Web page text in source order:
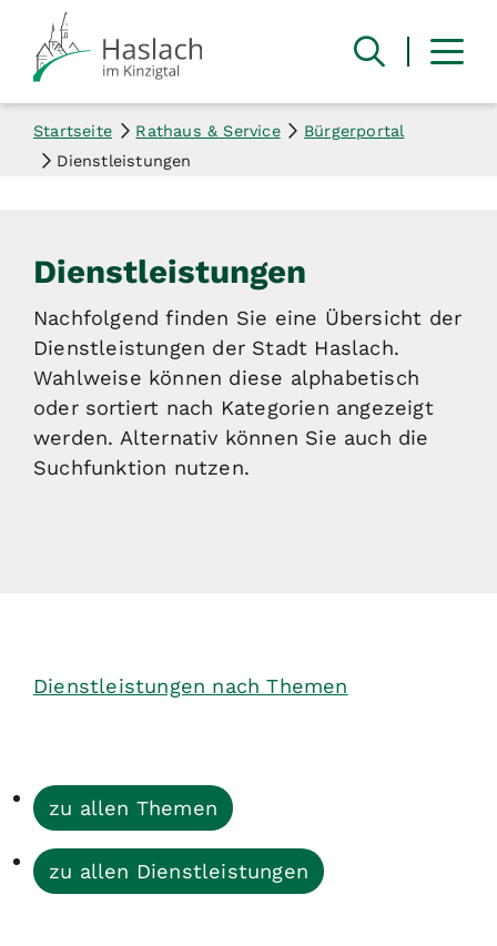
Startseite Rathaus & Service
Bürgerportal
Dienstleistungen
Dienstleistungen
Nachfolgend finden Sie eine Übersicht der
Dienstleistungen der Stadt Haslach.
Wahlweise können diese alphabetisch
oder sortiert nach Kategorien angezeigt
werden. Alternativ können Sie auch die
Suchfunktion nutzen.
zu allen Themen
zu allen Dienstleistungen
Dienstleistungen nach Themen